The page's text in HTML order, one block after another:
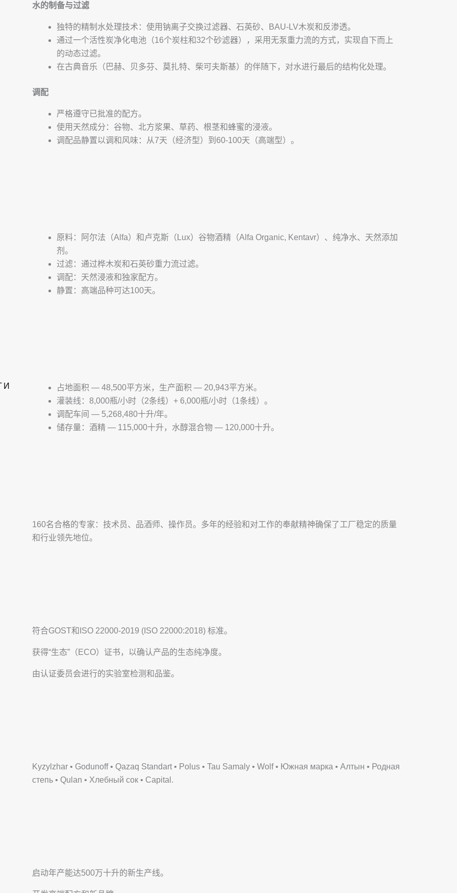
水的制备与过滤
独特的精制水处理技术：使用钠离子交换过滤器、石英砂、BAU-LV木炭和反渗透。
通过一个活性炭净化电池（16个炭柱和32个砂滤器），采用无泵重力流的方式，实现自下而上
的动态过滤。
在古典音乐（巴赫、贝多芬、莫扎特、柴可夫斯基）的伴随下，对水进行最后的结构化处理。
调配
严格遵守已批准的配方。
使用天然成分：谷物、北方浆果、草药、根茎和蜂蜜的浸液。
调配品静置以调和风味：从7天（经济型）到60-100天（高端型）。
原料：阿尔法（Alfa）和卢克斯（Lux）谷物酒精（Alfa Organic, Kentavr）、纯净水、天然添加
剂。
过滤：通过桦木炭和石英砂重力流过滤。
调配：天然浸液和独家配方。
静置：高端品种可达100天。
占地面积 — 48,500平方米，生产面积 — 20,943平方米。
灌装线：8,000瓶/小时（2条线）+ 6,000瓶/小时（1条线）。
调配车间 — 5,268,480十升/年。
储存量：酒精 — 115,000十升，水醇混合物 — 120,000十升。
160名合格的专家：技术员、品酒师、操作员。多年的经验和对工作的奉献精神确保了工厂稳定的质量
和行业领先地位。
符合GOST和ISO 22000-2019 (ISO 22000:2018) 标准。
获得“生态”（ECO）证书，以确认产品的生态纯净度。
由认证委员会进行的实验室检测和品鉴。
Kyzylzhar • Godunoff • Qazaq Standart • Polus • Tau Samaly • Wolf • Южная марка • Алтын • Родная
степь • Qulan • Хлебный сок • Capital.
启动年产能达500万十升的新生产线。